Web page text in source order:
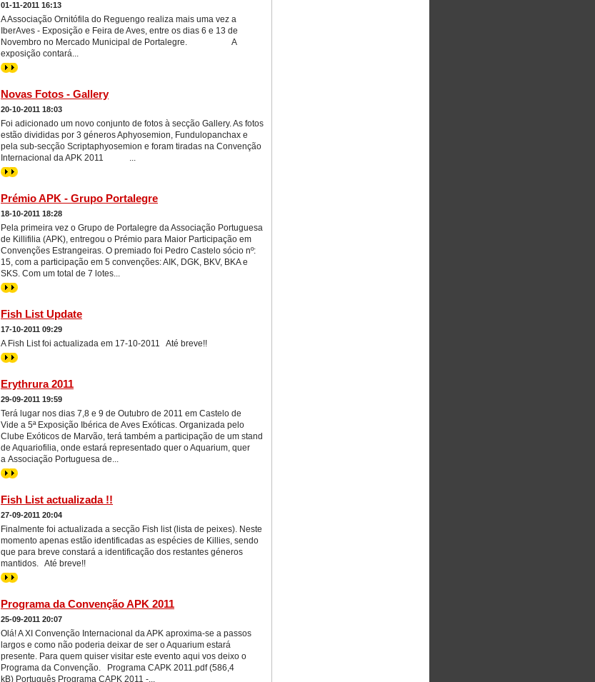
01-11-2011 16:13
A Associação Ornitófila do Reguengo realiza mais uma vez a
IberAves - Exposição e Feira de Aves, entre os dias 6 e 13 de
Novembro no Mercado Municipal de Portalegre. A
exposição contará...
>>
Novas Fotos - Gallery
20-10-2011 18:03
Foi adicionado um novo conjunto de fotos à secção Gallery. As fotos
estão divididas por 3 géneros Aphyosemion, Fundulopanchax e
pela sub-secção Scriptaphyosemion e foram tiradas na Convenção
Internacional da APK 2011 ...
>>
Prémio APK - Grupo Portalegre
18-10-2011 18:28
Pela primeira vez o Grupo de Portalegre da Associação Portuguesa
de Killifilia (APK), entregou o Prémio para Maior Participação em
Convenções Estrangeiras. O premiado foi Pedro Castelo sócio nº:
15, com a participação em 5 convenções: AIK, DGK, BKV, BKA e
SKS. Com um total de 7 lotes...
>>
Fish List Update
17-10-2011 09:29
A Fish List foi actualizada em 17-10-2011 Até breve!!
>>
Erythrura 2011
29-09-2011 19:59
Terá lugar nos dias 7,8 e 9 de Outubro de 2011 em Castelo de
Vide a 5ª Exposição Ibérica de Aves Exóticas. Organizada pelo
Clube Exóticos de Marvão, terá também a participação de um stand
de Aquariofilia, onde estará representado quer o Aquarium, quer
a Associação Portuguesa de...
>>
Fish List actualizada !!
27-09-2011 20:04
Finalmente foi actualizada a secção Fish list (lista de peixes). Neste
momento apenas estão identificadas as espécies de Killies, sendo
que para breve constará a identificação dos restantes géneros
mantidos. Até breve!!
>>
Programa da Convenção APK 2011
25-09-2011 20:07
Olá! A XI Convenção Internacional da APK aproxima-se a passos
largos e como não poderia deixar de ser o Aquarium estará
presente. Para quem quiser visitar este evento aqui vos deixo o
Programa da Convenção. Programa CAPK 2011.pdf (586,4
kB) Português Programa CAPK 2011 -...